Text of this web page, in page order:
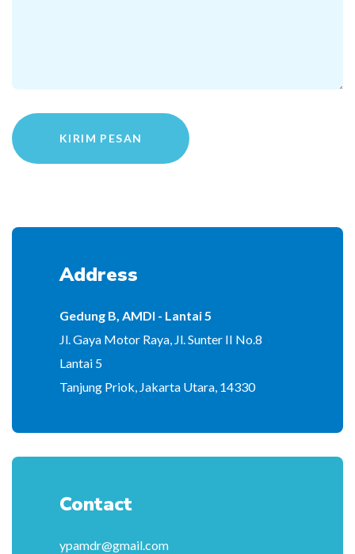
KIRIM PESAN
Address
Gedung B, AMDI - Lantai 5
Jl. Gaya Motor Raya, Jl. Sunter II No.8
Lantai 5
Tanjung Priok, Jakarta Utara, 14330
Contact
ypamdr@gmail.com